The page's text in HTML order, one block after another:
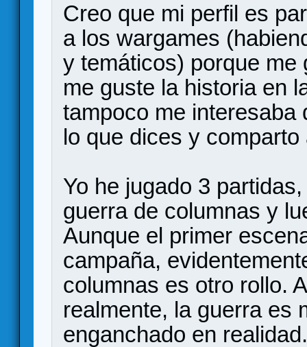
Creo que mi perfil es
a los wargames
y temáticos) porque me
me guste la historia en
tampoco me interesaba
lo que dices y
Yo he jugado 3
guerra de columnas y
Aunque el primer
campaña,
columnas es otro rollo.
realmente, la guerra es
enganchado en